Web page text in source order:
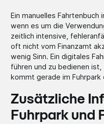
Ein manuelles Fahrtenbuch
wenn es um die
zeitlich intensive,
oft nicht vom Finanzamt
wenig Sinn. Ein digitales
führen und zu bedienen
kommt gerade im Fuhrpark
Zusätzliche
Fuhrpark und